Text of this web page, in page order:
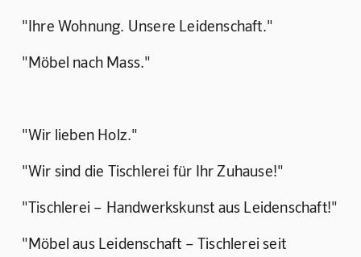
"Ihre Wohnung. Unsere Leidenschaft."
"Möbel nach Mass."
"Wir lieben Holz."
"Wir sind die Tischlerei für Ihr Zuhause!"
"Tischlerei – Handwerkskunst aus Leidenschaft!"
"Möbel aus Leidenschaft – Tischlerei seit